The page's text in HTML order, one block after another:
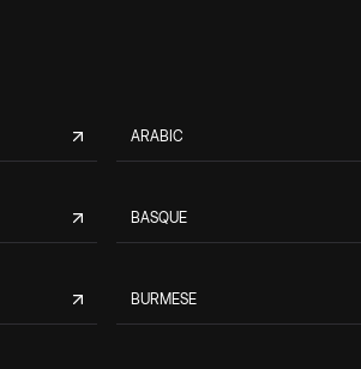
ARABIC
BASQUE
BURMESE